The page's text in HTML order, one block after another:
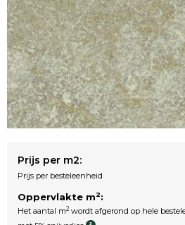
Prijs per m2:
Prijs per besteleenheid
Oppervlakte m2:
Het aantal m2 wordt afgerond op hele